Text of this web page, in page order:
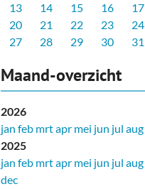
13
14 15 16 17
20
21 22 23 24
27
28 29 30 31
Maand-overzicht
2026
jan feb mrtapr mei jun jul aug
2025
jan feb mrtapr mei jun jul aug
dec